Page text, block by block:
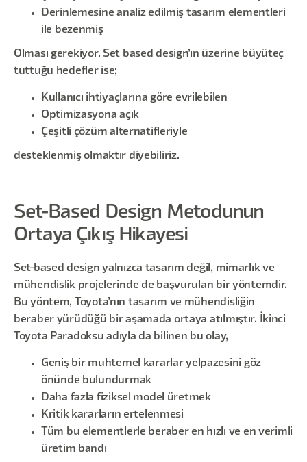
Derinlemesine analiz edilmiş tasarım elementleri
ile bezenmiş
Olması gerekiyor. Set based design’ın üzerine büyüteç
tuttuğu hedefler ise;
Kullanıcı ihtiyaçlarına göre evrilebilen
Optimizasyona açık
Çeşitli çözüm alternatifleriyle
desteklenmiş olmaktır diyebiliriz.
Set-Based Design Metodunun
Ortaya Çıkış Hikayesi
Set-based design yalnızca tasarım değil, mimarlık ve
mühendislik projelerinde de başvurulan bir yöntemdir.
Bu yöntem, Toyota’nın tasarım ve mühendisliğin
beraber yürüdüğü bir aşamada ortaya atılmıştır. İkinci
Toyota Paradoksu adıyla da bilinen bu olay,
Geniş bir muhtemel kararlar yelpazesini göz
önünde bulundurmak
Daha fazla fiziksel model üretmek
Kritik kararların ertelenmesi
Tüm bu elementlerle beraber en hızlı ve en verimli
üretim bandı